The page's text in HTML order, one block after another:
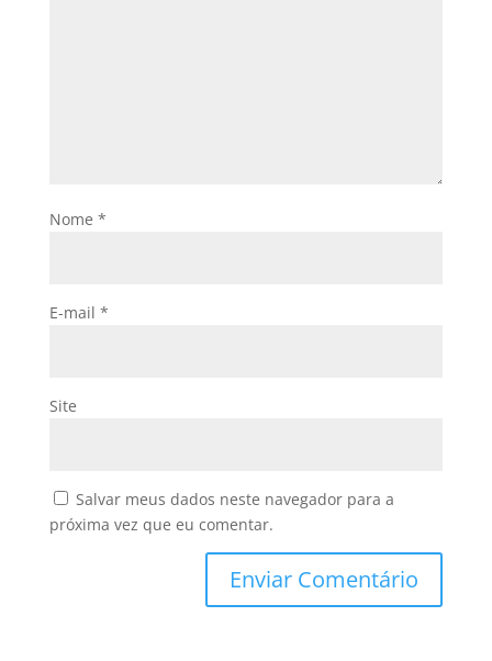
Nome *
E-mail *
Site
Salvar meus dados neste navegador para a
próxima vez que eu comentar.